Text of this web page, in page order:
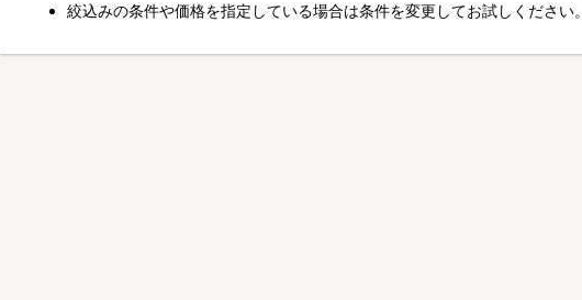
絞込みの条件や価格を指定している場合は条件を変更してお試しください。